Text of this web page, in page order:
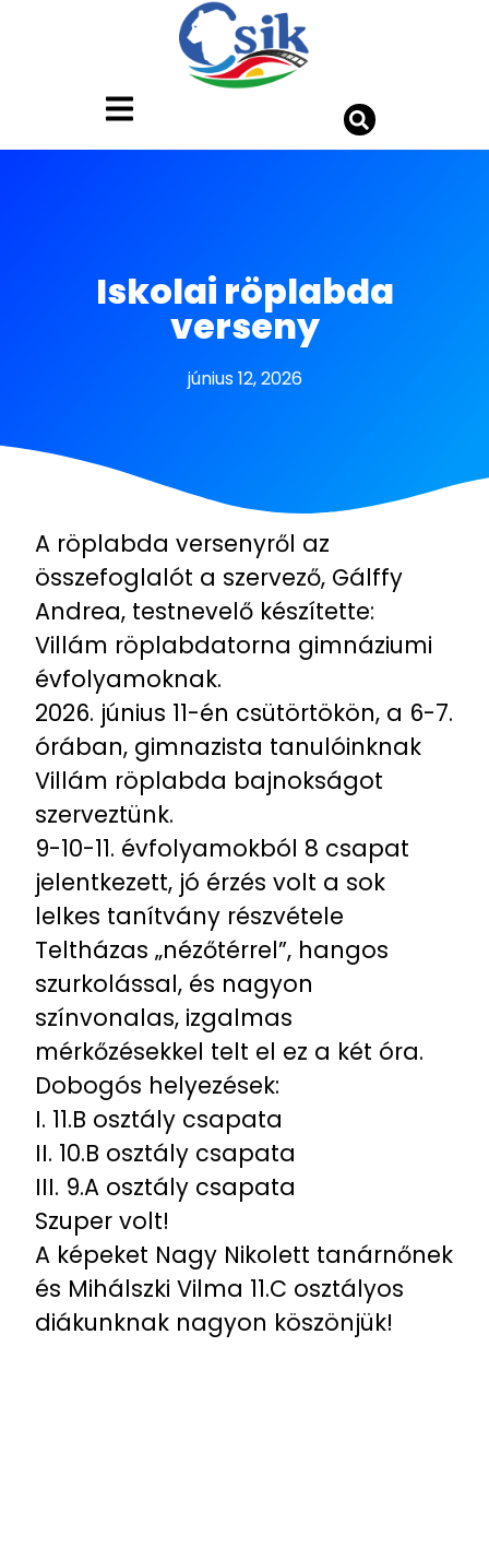
Iskolai röplabda
verseny
június 12, 2026
A röplabda versenyről az
összefoglalót a szervező, Gálffy
Andrea, testnevelő készítette:
Villám röplabdatorna gimnáziumi
évfolyamoknak.
2026. június 11-én csütörtökön, a 6-7.
órában, gimnazista tanulóinknak
Villám röplabda bajnokságot
szerveztünk.
9-10-11. évfolyamokból 8 csapat
jelentkezett, jó érzés volt a sok
lelkes tanítvány részvétele
Teltházas „nézőtérrel”, hangos
szurkolással, és nagyon
színvonalas, izgalmas
mérkőzésekkel telt el ez a két óra.
Dobogós helyezések:
I. 11.B osztály csapata
II. 10.B osztály csapata
III. 9.A osztály csapata
Szuper volt!
A képeket Nagy Nikolett tanárnőnek
és Mihálszki Vilma 11.C osztályos
diákunknak nagyon köszönjük!